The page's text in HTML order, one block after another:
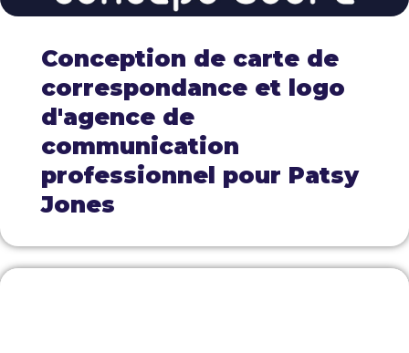
Conception de carte de
correspondance et logo
d'agence de
communication
professionnel pour Patsy
Jones